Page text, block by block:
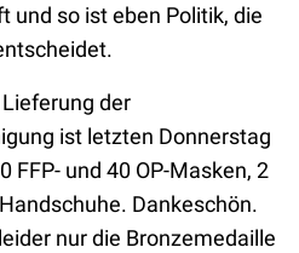
und so ist eben Politik, die
der
ist letzten Donnerstag
und 40 OP-Masken, 2
Dankeschön.
nur die Bronzemedaille